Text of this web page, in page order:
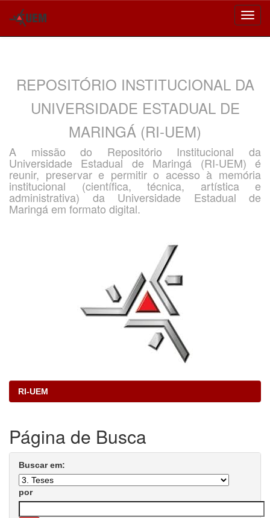
REPOSITÓRIO INSTITUCIONAL DA
UNIVERSIDADE ESTADUAL DE
MARINGÁ (RI-UEM)
A missão do Repositório Institucional da
Universidade Estadual de Maringá (RI-UEM) é
reunir, preservar e permitir o acesso à memória
institucional (científica, técnica, artística e
administrativa) da Universidade Estadual de
Maringá em formato digital.
RI-UEM
Página de Busca
Buscar em:
por